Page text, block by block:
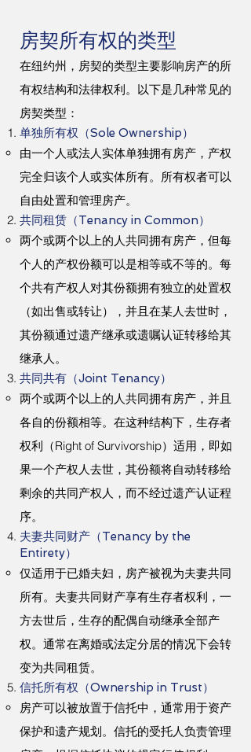
房契所有权的类型
在纽约州，房契的类型主要影响房产的所
有权结构和法律权利。以下是几种常见的
房契类型：
单独所有权（Sole Ownership）
由一个人或法人实体单独拥有房产，产权
完全归该个人或实体所有。所有权者可以
自由处置和管理房产。
共同租赁（Tenancy in Common）
两个或两个以上的人共同拥有房产，但每
个人的产权份额可以是相等或不等的。每
个共有产权人对其份额拥有独立的处置权
（如出售或转让），并且在某人去世时，
其份额通过遗产继承或遗嘱认证转移给其
继承人。
共同共有（Joint Tenancy）
两个或两个以上的人共同拥有房产，并且
各自的份额相等。在这种结构下，生存者
权利（Right of Survivorship）适用，即如
果一个产权人去世，其份额将自动转移给
剩余的共同产权人，而不经过遗产认证程
序。
夫妻共同财产（Tenancy by the
Entirety）
仅适用于已婚夫妇，房产被视为夫妻共同
所有。夫妻共同财产享有生存者权利，一
方去世后，生存的配偶自动继承全部产
权。通常在离婚或法定分居的情况下会转
变为共同租赁。
信托所有权（Ownership in Trust）
房产可以被放置于信托中，通常用于资产
保护和遗产规划。信托的受托人负责管理